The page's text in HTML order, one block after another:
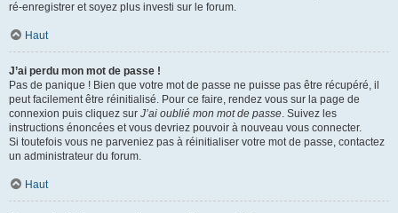
ré-enregistrer et soyez plus investi sur le forum.
Haut
J’ai perdu mon mot de passe !
Pas de panique ! Bien que votre mot de passe ne puisse pas être récupéré, il
peut facilement être réinitialisé. Pour ce faire, rendez vous sur la page de
connexion puis cliquez sur J’ai oublié mon mot de passe. Suivez les
instructions énoncées et vous devriez pouvoir à nouveau vous connecter.
Si toutefois vous ne parveniez pas à réinitialiser votre mot de passe, contactez
un administrateur du forum.
Haut